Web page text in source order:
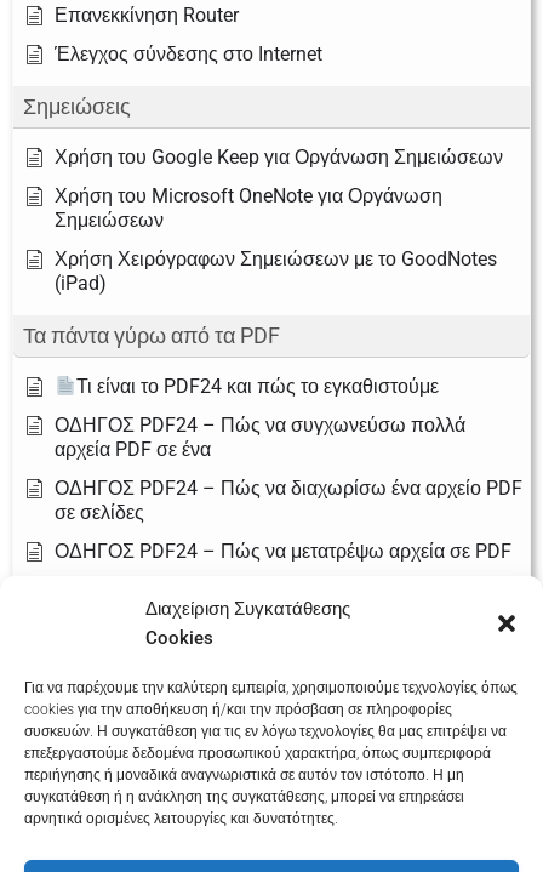
Διαχείριση Συγκατάθεσης
Cookies
Για να παρέχουμε την καλύτερη εμπειρία, χρησιμοποιούμε τεχνολογίες όπως
cookies για την αποθήκευση ή/και την πρόσβαση σε πληροφορίες
συσκευών. Η συγκατάθεση για τις εν λόγω τεχνολογίες θα μας επιτρέψει να
επεξεργαστούμε δεδομένα προσωπικού χαρακτήρα, όπως συμπεριφορά
περιήγησης ή μοναδικά αναγνωριστικά σε αυτόν τον ιστότοπο. Η μη
συγκατάθεση ή η ανάκληση της συγκατάθεσης, μπορεί να επηρεάσει
αρνητικά ορισμένες λειτουργίες και δυνατότητες.
Επανεκκίνηση Router
Έλεγχος σύνδεσης στο Internet
Σημειώσεις
Χρήση του Google Keep για Οργάνωση Σημειώσεων
Χρήση του Microsoft OneNote για Οργάνωση
Σημειώσεων
Χρήση Χειρόγραφων Σημειώσεων με το GoodNotes
(iPad)
Τα πάντα γύρω από τα PDF
Τι είναι το PDF24 και πώς το εγκαθιστούμε
ΟΔΗΓΟΣ PDF24 – Πώς να συγχωνεύσω πολλά
αρχεία PDF σε ένα
ΟΔΗΓΟΣ PDF24 – Πώς να διαχωρίσω ένα αρχείο PDF
σε σελίδες
ΟΔΗΓΟΣ PDF24 – Πώς να μετατρέψω αρχεία σε PDF
μέγεθος) ενός PDF
αρχείο PDF
ΟΔΗΓΟΣ PDF24 – Πώς να προστατεύσω ένα PDF με
κωδικό